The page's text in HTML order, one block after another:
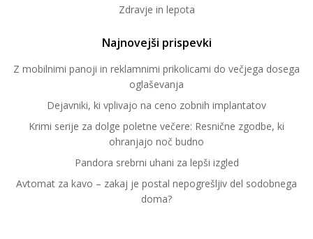
Zdravje in lepota
Najnovejši prispevki
Z mobilnimi panoji in reklamnimi prikolicami do večjega dosega
oglaševanja
Dejavniki, ki vplivajo na ceno zobnih implantatov
Krimi serije za dolge poletne večere: Resnične zgodbe, ki
ohranjajo noč budno
Pandora srebrni uhani za lepši izgled
Avtomat za kavo – zakaj je postal nepogrešljiv del sodobnega
doma?